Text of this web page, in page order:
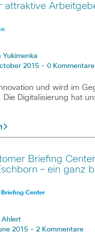
attraktive
Yukimenka
2015 - 0 Kommentare
und wird im
Die Digitalisierung hat
Briefing
– ein ganz
Center
Ahlert
2015 - 2 Kommentare